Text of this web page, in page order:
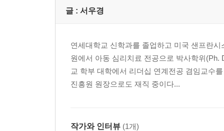
글 : 서우경
연세대학교 신학과를 졸업하고 미국 샌프란
원에서 아동 심리치료 전공으로 박사학위
교 학부 대학에서 리더십 연계전공 겸임교수
진흥원 원장으로도 재직 중이다...
작가와 인터뷰 (1개)